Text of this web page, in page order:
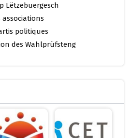
Lëtzebuergesch
associations
politiques
des Wahlprüfsteng